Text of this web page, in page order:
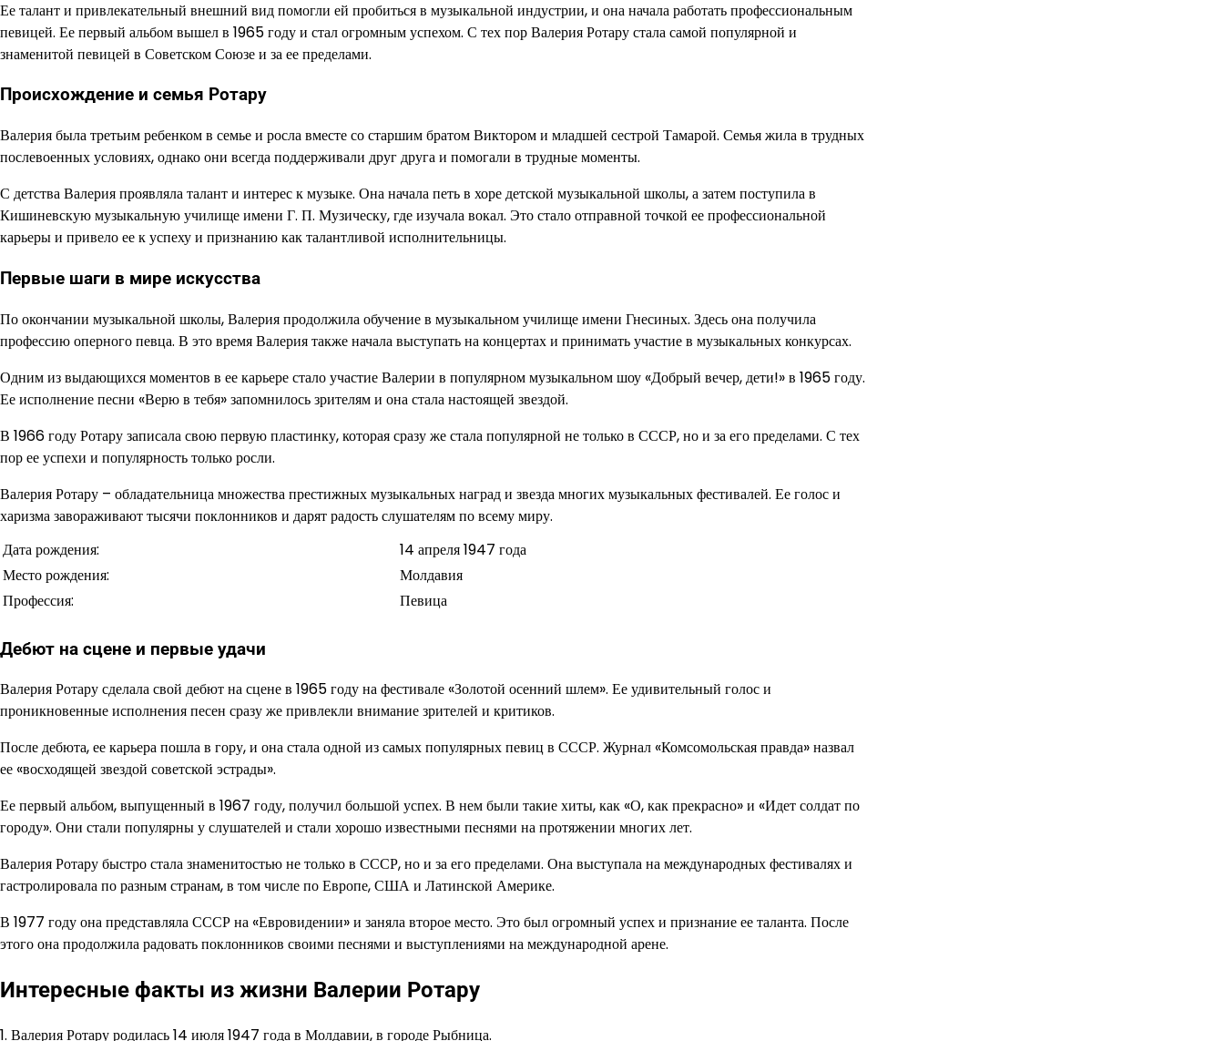
Ее талант и привлекательный внешний вид помогли ей пробиться в музыкальной индустрии, и она начала работать профессиональным
певицей. Ее первый альбом вышел в 1965 году и стал огромным успехом. С тех пор Валерия Ротару стала самой популярной и
знаменитой певицей в Советском Союзе и за ее пределами.
Происхождение и семья Ротару
Валерия была третьим ребенком в семье и росла вместе со старшим братом Виктором и младшей сестрой Тамарой. Семья жила в трудных
послевоенных условиях, однако они всегда поддерживали друг друга и помогали в трудные моменты.
С детства Валерия проявляла талант и интерес к музыке. Она начала петь в хоре детской музыкальной школы, а затем поступила в
Кишиневскую музыкальную училище имени Г. П. Музическу, где изучала вокал. Это стало отправной точкой ее профессиональной
карьеры и привело ее к успеху и признанию как талантливой исполнительницы.
Первые шаги в мире искусства
По окончании музыкальной школы, Валерия продолжила обучение в музыкальном училище имени Гнесиных. Здесь она получила
профессию оперного певца. В это время Валерия также начала выступать на концертах и принимать участие в музыкальных конкурсах.
Одним из выдающихся моментов в ее карьере стало участие Валерии в популярном музыкальном шоу «Добрый вечер, дети!» в 1965 году.
Ее исполнение песни «Верю в тебя» запомнилось зрителям и она стала настоящей звездой.
В 1966 году Ротару записала свою первую пластинку, которая сразу же стала популярной не только в СССР, но и за его пределами. С тех
пор ее успехи и популярность только росли.
Валерия Ротару – обладательница множества престижных музыкальных наград и звезда многих музыкальных фестивалей. Ее голос и
харизма завораживают тысячи поклонников и дарят радость слушателям по всему миру.
Дата рождения:
14 апреля 1947 года
Место рождения:
Молдавия
Профессия:
Певица
Дебют на сцене и первые удачи
Валерия Ротару сделала свой дебют на сцене в 1965 году на фестивале «Золотой осенний шлем». Ее удивительный голос и
проникновенные исполнения песен сразу же привлекли внимание зрителей и критиков.
После дебюта, ее карьера пошла в гору, и она стала одной из самых популярных певиц в СССР. Журнал «Комсомольская правда» назвал
ее «восходящей звездой советской эстрады».
Ее первый альбом, выпущенный в 1967 году, получил большой успех. В нем были такие хиты, как «О, как прекрасно» и «Идет солдат по
городу». Они стали популярны у слушателей и стали хорошо известными песнями на протяжении многих лет.
Валерия Ротару быстро стала знаменитостью не только в СССР, но и за его пределами. Она выступала на международных фестивалях и
гастролировала по разным странам, в том числе по Европе, США и Латинской Америке.
В 1977 году она представляла СССР на «Евровидении» и заняла второе место. Это был огромный успех и признание ее таланта. После
этого она продолжила радовать поклонников своими песнями и выступлениями на международной арене.
Интересные факты из жизни Валерии Ротару
1. Валерия Ротару родилась 14 июля 1947 года в Молдавии, в городе Рыбница.